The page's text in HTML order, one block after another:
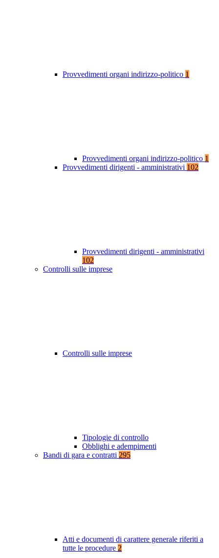
Provvedimenti organi indirizzo-politico 1
Provvedimenti organi indirizzo-politico 1
Provvedimenti dirigenti - amministrativi 102
Provvedimenti dirigenti - amministrativi
102
Controlli sulle imprese
Controlli sulle imprese
Tipologie di controllo
Obblighi e adempimenti
Bandi di gara e contratti 295
Atti e documenti di carattere generale riferiti a
tutte le procedure 2